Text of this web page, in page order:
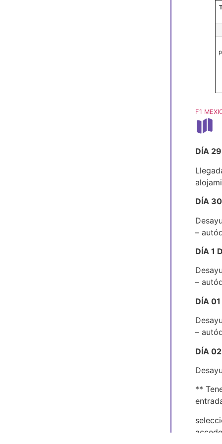
F1
DÍA
DÍA
–
DÍA 1
–
DÍA
–
DÍA
**